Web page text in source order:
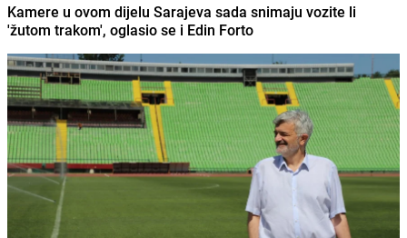
Kamere u ovom dijelu Sarajeva sada snimaju vozite li
'žutom trakom', oglasio se i Edin Forto